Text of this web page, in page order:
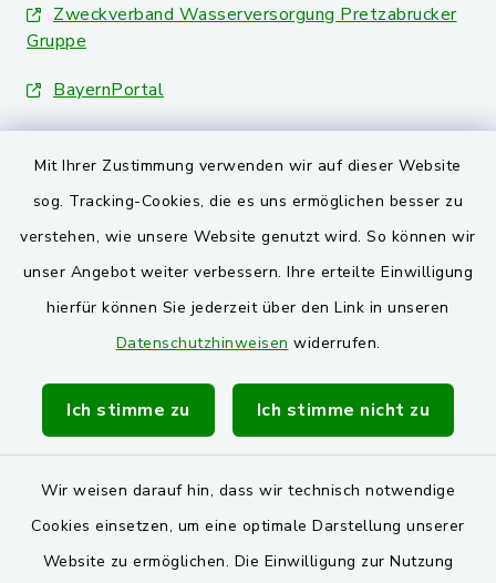
Mit Ihrer Zustimmung verwenden wir auf dieser Website
sog. Tracking-Cookies, die es uns ermöglichen besser zu
verstehen, wie unsere Website genutzt wird. So können wir
unser Angebot weiter verbessern. Ihre erteilte Einwilligung
hierfür können Sie jederzeit über den Link in unseren
Datenschutzhinweisen widerrufen.
Ich stimme zu Ich stimme nicht zu
Wir weisen darauf hin, dass wir technisch notwendige
Cookies einsetzen, um eine optimale Darstellung unserer
Website zu ermöglichen. Die Einwilligung zur Nutzung
Zweckverband Wasserversorgung Pretzabrucker
Gruppe
BayernPortal
Landkreis Schwandorf
VG und Gemeinden
Markt Schwarzenfeld
Gemeinde Stulln
Verwaltungsgemeinschaft Schwarzenfeld